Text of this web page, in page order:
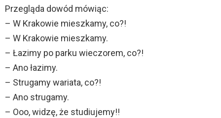
Przegląda dowód mówiąc:
– W Krakowie mieszkamy, co?!
– W Krakowie mieszkamy.
– Łazimy po parku wieczorem, co?!
– Ano łazimy.
– Strugamy wariata, co?!
– Ano strugamy.
– Ooo, widzę, że studiujemy!!